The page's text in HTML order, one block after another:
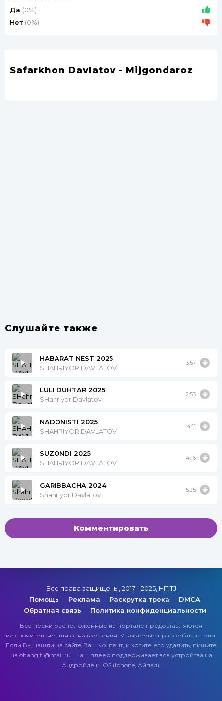
Да (0%)
Нет (0%)
Safarkhon Davlatov - Mijgondaroz
Слушайте также
HABARAT NEST 2025
SHAHRIYOR DAVLATOV
3:57
LULI DUHTAR 2025
SHahriyor Davlatov
2:53
NADONISTI 2025
SHAHRIYOR DAVLATOV
4:11
SUZONDI 2025
SHAHRIYOR DAVLATOV
4:16
GARIBBACHA 2024
Shahriyor Davlatov
5:25
Комментировать
Все права защищены, 2017 - 2025, HIT.TJ
Помощь
Реклама Раскрутка трека
DMCA
Обратная связь
Политика конфиденциальности
Все песни расположенные на портале предоставляются
исключительно для ознакомления. Уважаемые правообладатели!
Если Вы нашли на сайте Ваш контент, и хотите его удалить, пишите
на ohang.tj@mail.ru | Наш плеер поддерживает все устройтва на
Андройде и IOS (Iphone, Айпад).